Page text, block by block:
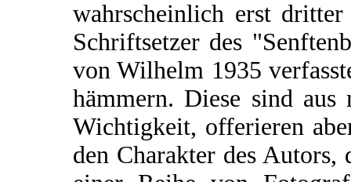
wahrscheinlich erst
Schriftsetzer des
von Wilhelm 1935
hämmern. Diese sind aus
Wichtigkeit, offerieren
den Charakter des